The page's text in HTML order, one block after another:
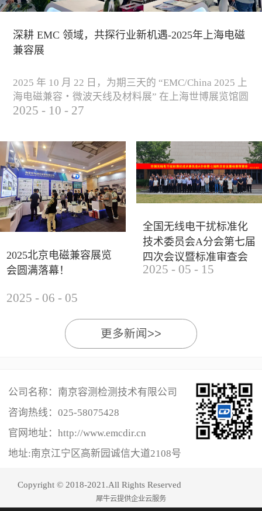
深耕 EMC 领域，共探行业新机遇-2025年上海电磁
兼容展
2025 年 10 月 22 日，为期三天的 “EMC/China 2025 上
海电磁兼容・微波天线及材料展” 在上海世博展览馆圆
满落下帷幕。作为电磁兼容领域的行业盛会，本届展
研讨及产品展示等多种形式，深入交流行业见解，踊
跃探索合作空间，为电磁兼容领域的高质量发展汇聚
了新动能。产品展示展会现场，公司展示了...
2025 - 10 - 27
2025北京电磁兼容展览
会圆满落幕！
2025 - 06 - 05
全国无线电干扰标准化
技术委员会A分会第七届
四次会议暨标准审查会
成功举办
2025 - 05 - 15
更多新闻>>
公司名称：南京容测检测技术有限公司
咨询热线： 025-58075428
官网地址：http://www.emcdir.cn
地址:南京江宁区高新园诚信大道2108号
Copyright © 2018-2021.All Rights Reserved
犀牛云提供企业云服务